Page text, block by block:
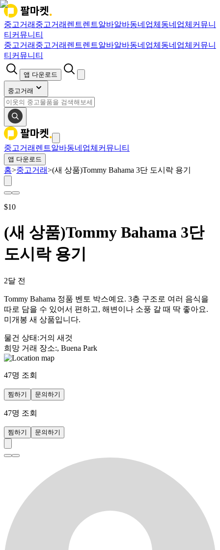
중고거래 중고거래 렌트렌트알바알바동네업체 동네업체 커뮤니
티 커뮤니티
중고거래 중고거래 렌트렌트알바알바동네업체 동네업체 커뮤니
티 커뮤니티
앱 다운로드
중고거래
중고거래 렌트알바동네업체 커뮤니티
앱 다운로드
홈>중고거래>(새 상품)Tommy Bahama 3단 도시락 용기
$10
(새 상품)Tommy Bahama 3단
도시락 용기
2달 전
Tommy Bahama 정품 벤토 박스예요. 3층 구조로 여러 음식을
따로 담을 수 있어서 편하고, 해변이나 소풍 갈 때 딱 좋아요.
미개봉 새 상품입니다.
물건 상태 :거의 새것
희망 거래 장소:, Buena Park
47명 조회
찜하기 문의하기
47명 조회
찜하기 문의하기